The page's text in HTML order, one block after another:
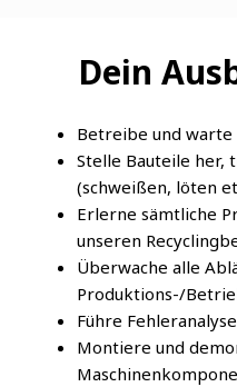
Dein
Betreibe und
Stelle Bauteile her,
(schweißen, löten
Erlerne sämtliche
unseren
Überwache alle
Produktions-/
Führe
Montiere und